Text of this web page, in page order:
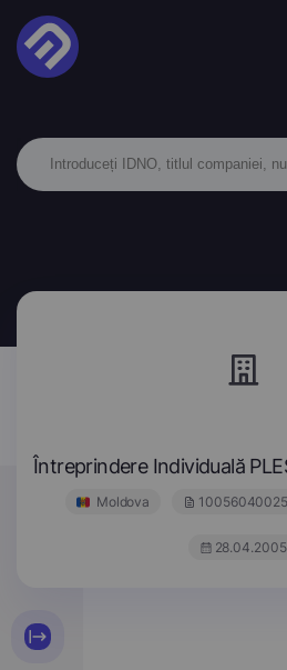
Întreprindere Individuală
Moldova
28.04.2005